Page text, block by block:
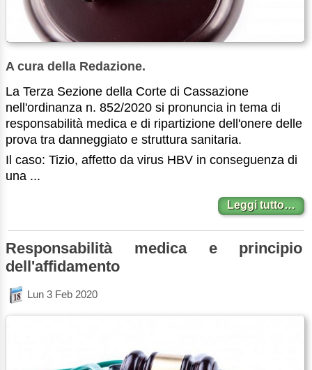
A cura della Redazione.
La Terza Sezione della Corte di Cassazione
nell'ordinanza n. 852/2020 si pronuncia in tema di
responsabilità medica e di ripartizione dell'onere delle
prova tra danneggiato e struttura sanitaria.
Il caso: Tizio, affetto da virus HBV in conseguenza di
una ...
Leggi tutto…
Responsabilità medica e principio
dell'affidamento
Lun 3 Feb 2020